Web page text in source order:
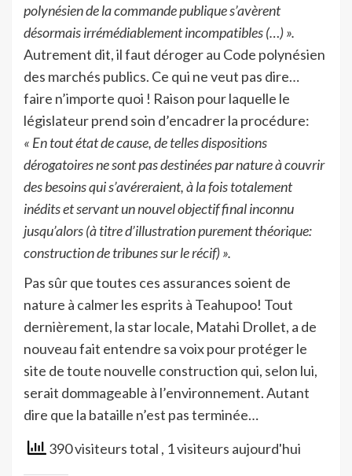
polynésien de la commande publique s’avèrent
désormais irrémédiablement incompatibles (…) ».
Autrement dit, il faut déroger au Code polynésien
des marchés publics. Ce qui ne veut pas dire…
faire n’importe quoi ! Raison pour laquelle le
législateur prend soin d’encadrer la procédure:
« En tout état de cause, de telles dispositions
dérogatoires ne sont pas destinées par nature à couvrir
des besoins qui s’avéreraient, à la fois totalement
inédits et servant un nouvel objectif final inconnu
jusqu’alors (à titre d’illustration purement théorique:
construction de tribunes sur le récif) ».
Pas sûr que toutes ces assurances soient de
nature à calmer les esprits à Teahupoo! Tout
dernièrement, la star locale, Matahi Drollet, a de
nouveau fait entendre sa voix pour protéger le
site de toute nouvelle construction qui, selon lui,
serait dommageable à l’environnement. Autant
dire que la bataille n’est pas terminée…
390 visiteurs total , 1 visiteurs aujourd'hui